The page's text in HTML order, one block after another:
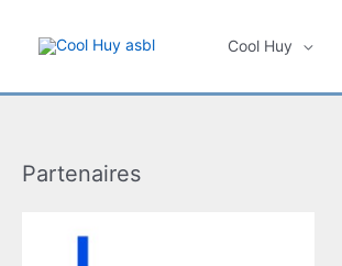
contenu
Cool Huy
Partenaires